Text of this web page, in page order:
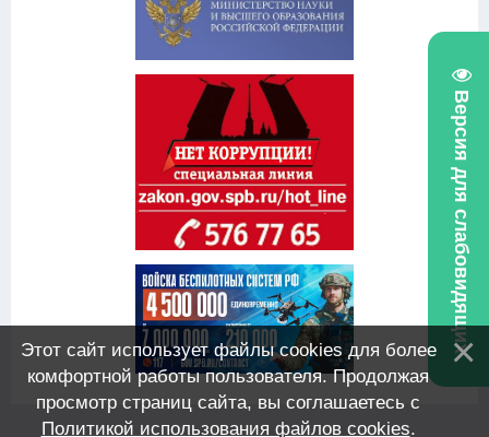
Версия для слабовидящих
Этот сайт использует файлы cookies для более
комфортной работы пользователя. Продолжая
просмотр страниц сайта, вы соглашаетесь с
Политикой использования файлов cookies.